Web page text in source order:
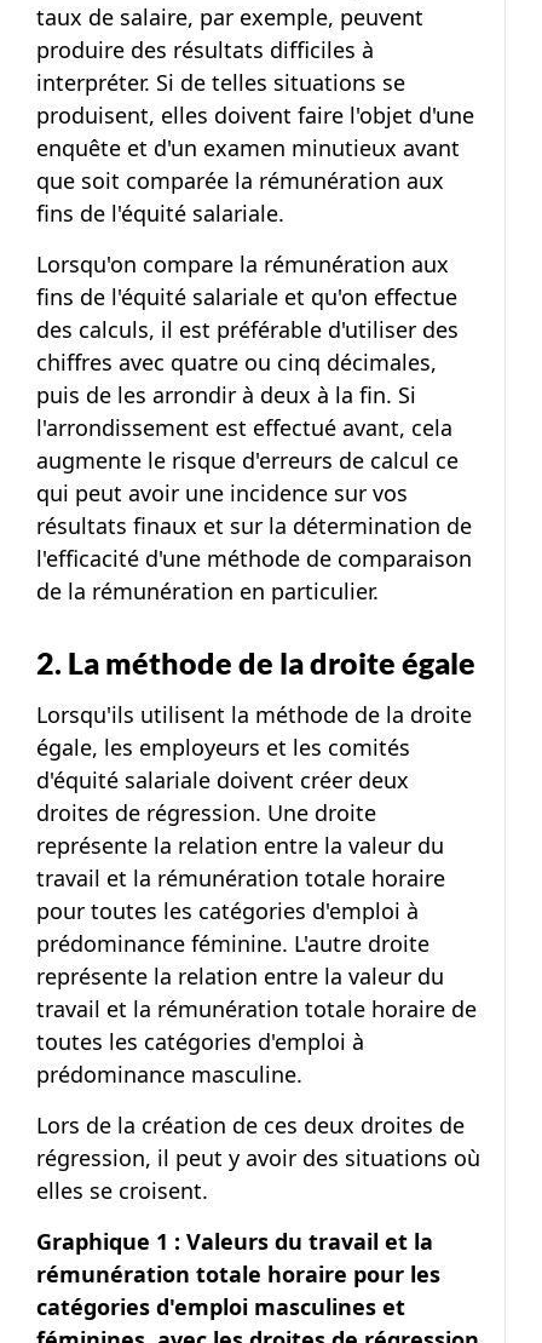
taux de salaire, par exemple, peuvent
produire des résultats difficiles à
interpréter. Si de telles situations se
produisent, elles doivent faire l'objet d'une
enquête et d'un examen minutieux avant
que soit comparée la rémunération aux
fins de l'équité salariale.
Lorsqu'on compare la rémunération aux
fins de l'équité salariale et qu'on effectue
des calculs, il est préférable d'utiliser des
chiffres avec quatre ou cinq décimales,
puis de les arrondir à deux à la fin. Si
l'arrondissement est effectué avant, cela
augmente le risque d'erreurs de calcul ce
qui peut avoir une incidence sur vos
résultats finaux et sur la détermination de
l'efficacité d'une méthode de comparaison
de la rémunération en particulier.
2. La méthode de la droite égale
Lorsqu'ils utilisent la méthode de la droite
égale, les employeurs et les comités
d'équité salariale doivent créer deux
droites de régression. Une droite
représente la relation entre la valeur du
travail et la rémunération totale horaire
pour toutes les catégories d'emploi à
prédominance féminine. L'autre droite
représente la relation entre la valeur du
travail et la rémunération totale horaire de
toutes les catégories d'emploi à
prédominance masculine.
Lors de la création de ces deux droites de
régression, il peut y avoir des situations où
elles se croisent.
Graphique 1 : Valeurs du travail et la
rémunération totale horaire pour les
catégories d'emploi masculines et